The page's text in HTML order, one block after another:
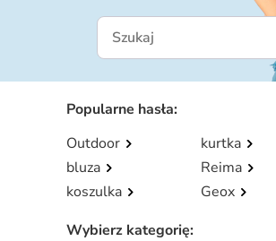
Popularne hasła:
Outdoor
kurtka
bluza
Reima
koszulka
Geox
Wybierz kategorię: